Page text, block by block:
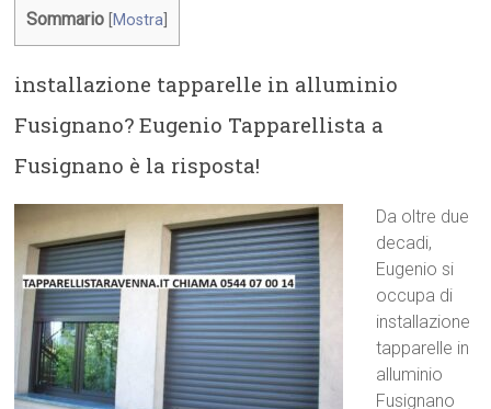
Sommario Mostra
installazione tapparelle in alluminio
Fusignano? Eugenio Tapparellista a
Fusignano è la risposta!
Da oltre due
decadi,
Eugenio si
occupa di
installazione
tapparelle in
alluminio
Fusignano